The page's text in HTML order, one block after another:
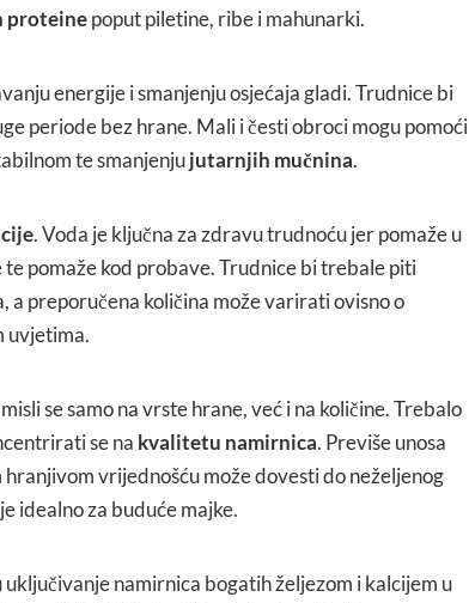
proteinepoput piletine, ribe i mahunarki.
energije i smanjenju osjećaja gladi. Trudnice bi
periode bez hrane. Mali i česti obroci mogu pomoći
te smanjenjujutarnjih mučnina.
. Voda je ključna za zdravu trudnoću jer pomaže u
pomaže kod probave. Trudnice bi trebale piti
a preporučena količina može varirati ovisno o
uvjetima.
se samo na vrste hrane, već i na količine. Trebalo
se na kvalitetu namirnica. Previše unosa
vrijednošću može dovesti do neželjenog
idealno za buduće majke.
namirnica bogatih željezom i kalcijem u